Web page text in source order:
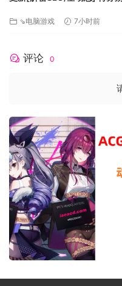
⇘电脑游戏 7小时前
评论 0